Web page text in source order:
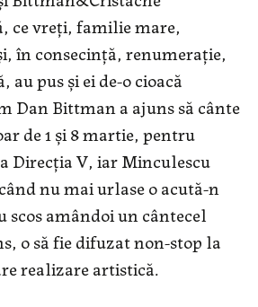
ce vreți, familie mare,
în consecință, renumerație,
au pus și ei de-o cioacă
Dan Bittman a ajuns să cânte
de 1 și 8 martie, pentru
Direcția V, iar Minculescu
nu mai urlase o acută-n
scos amândoi un cântecel
o să fie difuzat non-stop la
realizare artistică.